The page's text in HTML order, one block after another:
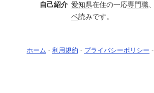
自己紹介 愛知県在住の一応専門職、
ベ読みです。
ホーム - 利用規約 - プライバシーポリシー -